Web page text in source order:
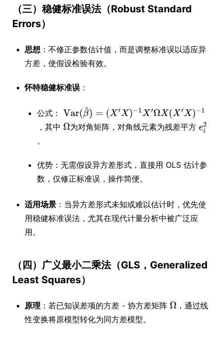
（三）稳健标准误法（Robust Standard
Errors）
思想 ：不修正参数估计值，而是调整标准误以适应异
方差，使假设检验有效。
怀特稳健标准误 ：
公式：
，其中
为对角矩阵，对角线元素为残差平方
。
优势：无需假设异方差形式，直接用 OLS 估计参
数，仅修正标准误，操作简便。
适用场景 ：当异方差形式未知或难以估计时，优先使
用稳健标准误法，尤其在现代计量分析中被广泛应
用。
（四）广义最小二乘法（GLS，Generalized
Least Squares）
原理 ：若已知误差项的方差 - 协方差矩阵
，通过线
性变换将原模型转化为同方差模型。